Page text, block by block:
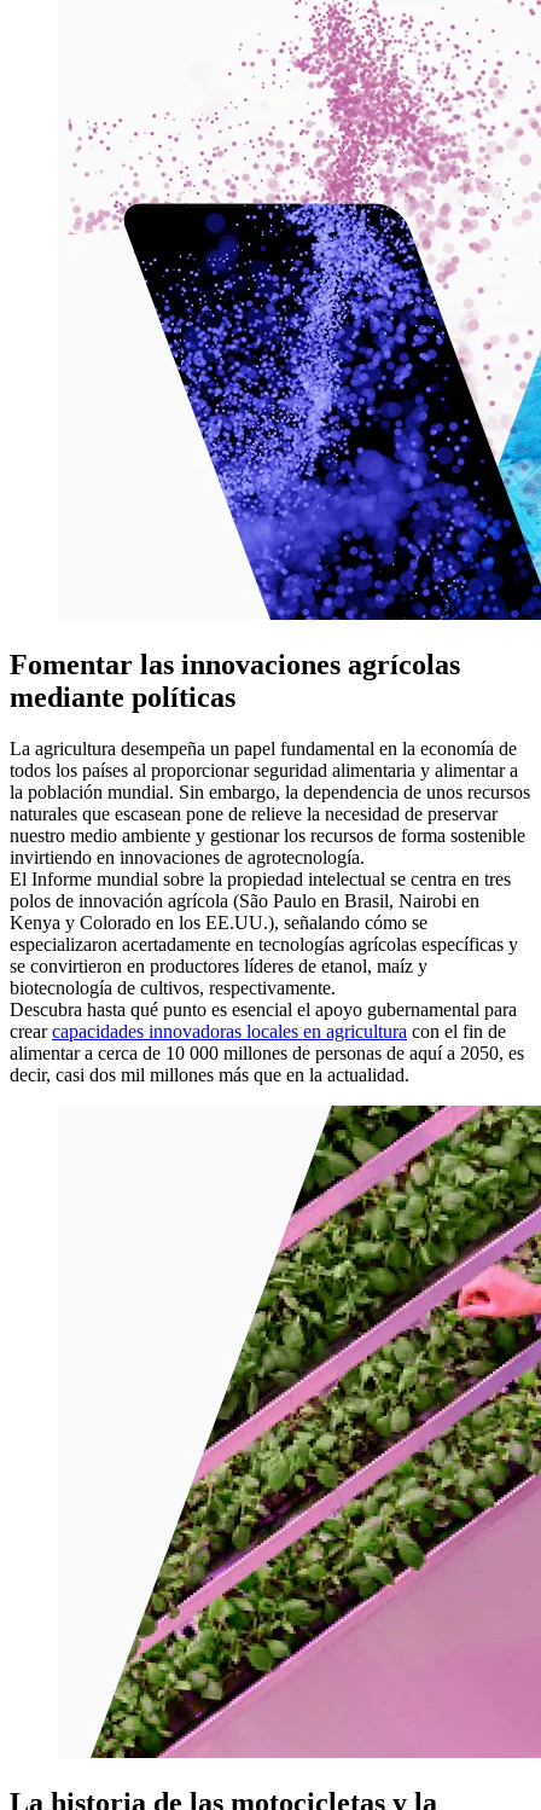
Fomentar las innovaciones agrícolas
mediante políticas
La agricultura desempeña un papel fundamental en la economía de
todos los países al proporcionar seguridad alimentaria y alimentar a
la población mundial. Sin embargo, la dependencia de unos recursos
naturales que escasean pone de relieve la necesidad de preservar
nuestro medio ambiente y gestionar los recursos de forma sostenible
invirtiendo en innovaciones de agrotecnología.
El Informe mundial sobre la propiedad intelectual se centra en tres
polos de innovación agrícola (São Paulo en Brasil, Nairobi en
Kenya y Colorado en los EE.UU.), señalando cómo se
especializaron acertadamente en tecnologías agrícolas específicas y
se convirtieron en productores líderes de etanol, maíz y
biotecnología de cultivos, respectivamente.
Descubra hasta qué punto es esencial el apoyo gubernamental para
crearcapacidades innovadoras locales en agricultura con el fin de
alimentar a cerca de 10 000 millones de personas de aquí a 2050, es
decir, casi dos mil millones más que en la actualidad.
La historia de las motocicletas y la